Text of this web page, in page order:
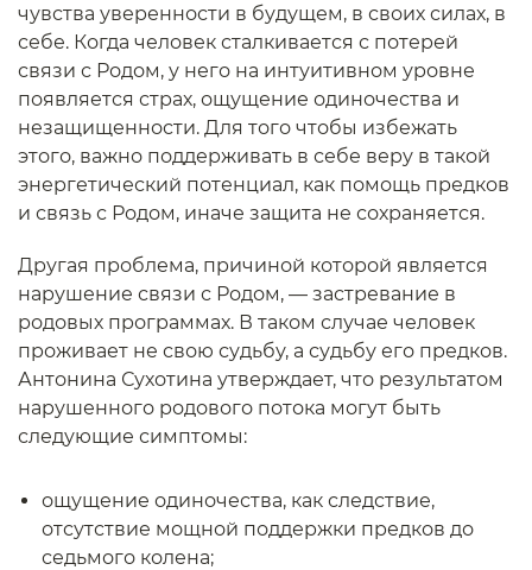
чувства уверенности в будущем, в своих силах, в
себе. Когда человек сталкивается с потерей
связи с Родом, у него на интуитивном уровне
появляется страх, ощущение одиночества и
незащищенности. Для того чтобы избежать
этого, важно поддерживать в себе веру в такой
энергетический потенциал, как помощь предков
и связь с Родом, иначе защита не сохраняется.
Другая проблема, причиной которой является
нарушение связи с Родом, — застревание в
родовых программах. В таком случае человек
проживает не свою судьбу, а судьбу его предков.
Антонина Сухотина утверждает, что результатом
нарушенного родового потока могут быть
следующие симптомы:
ощущение одиночества, как следствие,
отсутствие мощной поддержки предков до
седьмого колена;